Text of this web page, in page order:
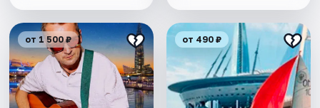
от 1 500 ₽ от 490 ₽